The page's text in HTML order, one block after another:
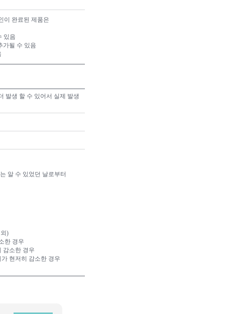
이 완료된 제품은
있음
가될 수 있음
발생 할 수 있어서 실제 발생
알 수 있었던 날로부터
)
한 경우
감소한 경우
현저히 감소한 경우